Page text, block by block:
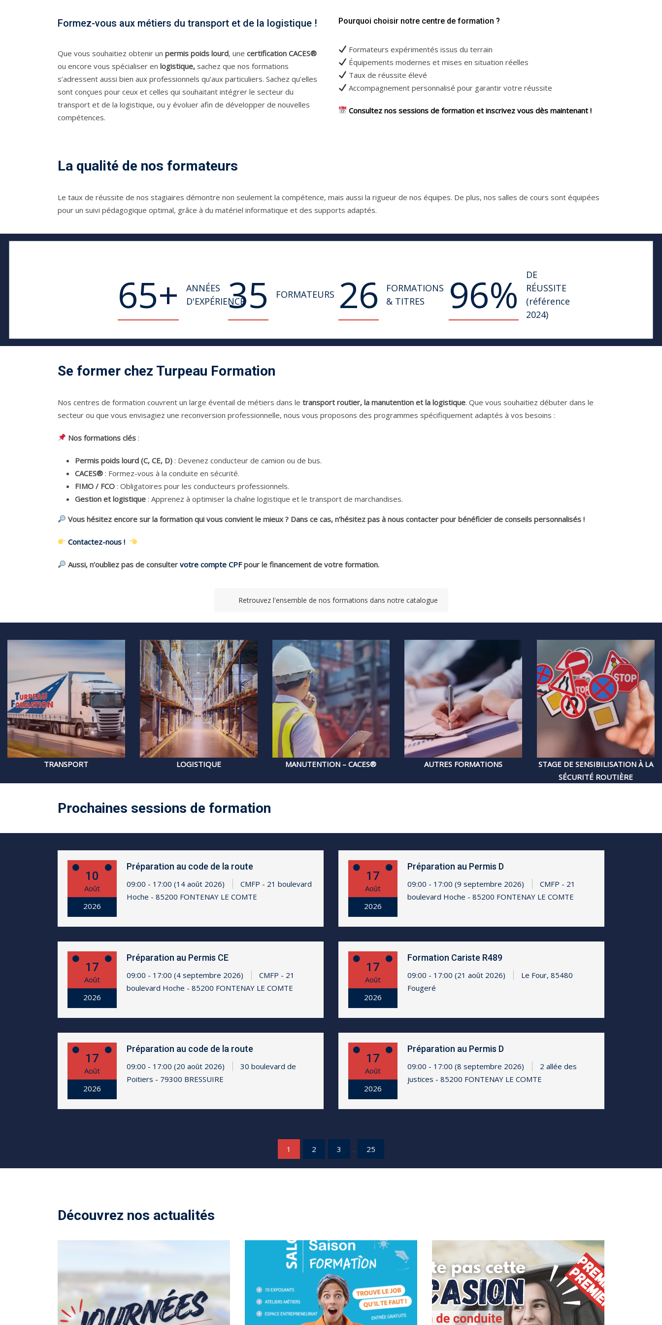
Formez-vous aux métiers du transport et de la logistique !
Que vous souhaitiez obtenir un permis poids lourd, une certification CACES®
ou encore vous spécialiser en logistique, sachez que nos formations
s’adressent aussi bien aux professionnels qu’aux particuliers. Sachez qu’elles
sont conçues pour ceux et celles qui souhaitant intégrer le secteur du
transport et de la logistique, ou y évoluer afin de développer de nouvelles
compétences.
Pourquoi choisir notre centre de formation ?
Formateurs expérimentés issus du terrain
Équipements modernes et mises en situation réelles
Taux de réussite élevé
Accompagnement personnalisé pour garantir votre réussite
Consultez nos sessions de formation et inscrivez vous dès maintenant !
La qualité de nos formateurs
Le taux de réussite de nos stagiaires démontre non seulement la compétence, mais aussi la rigueur de nos équipes. De plus, nos salles de cours sont équipées
pour un suivi pédagogique optimal, grâce à du matériel informatique et des supports adaptés.
65+
ANNÉES
D'EXPÉRIENCE35 FORMATEURS 26
FORMATIONS
& TITRES
96%
DE
RÉUSSITE
(référence
2024)
Se former chez Turpeau Formation
Nos centres de formation couvrent un large éventail de métiers dans le transport routier, la manutention et la logistique. Que vous souhaitiez débuter dans le
secteur ou que vous envisagiez une reconversion professionnelle, nous vous proposons des programmes spécifiquement adaptés à vos besoins :
Nos formations clés :
Permis poids lourd (C, CE, D) : Devenez conducteur de camion ou de bus.
CACES® : Formez-vous à la conduite en sécurité.
FIMO / FCO : Obligatoires pour les conducteurs professionnels.
Gestion et logistique : Apprenez à optimiser la chaîne logistique et le transport de marchandises.
Vous hésitez encore sur la formation qui vous convient le mieux ? Dans ce cas, n’hésitez pas à nous contacter pour bénéficier de conseils personnalisés !
Contactez-nous !
Aussi, n’oubliez pas de consultervotre compte CPFpour le financement de votre formation.
Retrouvez l'ensemble de nos formations dans notre catalogue
TRANSPORT LOGISTIQUE MANUTENTION – CACES® AUTRES FORMATIONS STAGE DE SENSIBILISATIONÀ LA
SÉCURITÉ ROUTIÈRE
Prochaines sessions de formation
10
Août
2026
Préparation au code de la route
09:00 - 17:00 (14 août 2026)
CMFP - 21 boulevard
Hoche - 85200 FONTENAY LE COMTE
17
Août
2026
Préparation au Permis D
09:00 - 17:00 (9 septembre 2026)
CMFP - 21
boulevard Hoche - 85200 FONTENAY LE COMTE
17
Août
2026
Préparation au Permis CE
09:00 - 17:00 (4 septembre 2026)
CMFP - 21
boulevard Hoche - 85200 FONTENAY LE COMTE
17
Août
2026
Formation Cariste R489
09:00 - 17:00 (21 août 2026)
Le Four, 85480
Fougeré
17
Août
2026
Préparation au code de la route
09:00 - 17:00 (20 août 2026)
30 boulevard de
Poitiers - 79300 BRESSUIRE
17
Août
2026
Préparation au Permis D
09:00 - 17:00 (8 septembre 2026)
2 allée des
justices - 85200 FONTENAY LE COMTE
1 2 3 ... 25
Découvrez nos actualités